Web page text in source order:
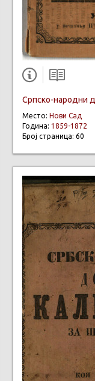
Српско-народни
Место: Нови Сад
Година: 1859-1872
Број страница: 60